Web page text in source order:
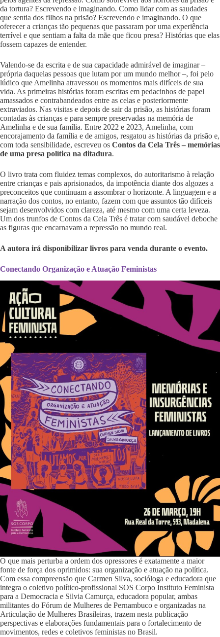
da tortura? Escrevendo e imaginando. Como lidar com as saudades
que sentia dos filhos na prisão? Escrevendo e imaginando. O que
oferecer a crianças tão pequenas que passaram por uma experiência
terrível e que sentiam a falta da mãe que ficou presa? Histórias que elas
fossem capazes de entender.
Valendo-se da escrita e de sua capacidade admirável de imaginar –
própria daquelas pessoas que lutam por um mundo melhor –, foi pelo
lúdico que Amelinha atravessou os momentos mais difíceis de sua
vida. As primeiras histórias foram escritas em pedacinhos de papel
amassados e contrabandeados entre as celas e posteriormente
extraviados. Nas visitas e depois de sair da prisão, as histórias foram
contadas às crianças e para sempre preservadas na memória de
Amelinha e de sua família. Entre 2022 e 2023, Amelinha, com
encorajamento da família e de amigos, resgatou as histórias da prisão e,
com toda sensibilidade, escreveu os Contos da Cela Três – memórias
de uma presa política na ditadura.
O livro trata com fluidez temas complexos, do autoritarismo à relação
entre crianças e pais aprisionados, da impotência diante dos algozes a
preconceitos que continuam a assombrar o horizonte. A linguagem e a
narração dos contos, no entanto, fazem com que assuntos tão difíceis
sejam desenvolvidos com clareza, até mesmo com uma certa leveza.
Um dos trunfos de Contos da Cela Três é tratar com saudável deboche
as figuras que encarnavam a repressão no mundo real.
A autora irá disponibilizar livros para venda durante o evento.
Conectando Organização e Atuação Feministas
O que mais perturba a ordem dos opressores é exatamente a maior
fonte de força dos oprimidos: sua organização e atuação na política.
Com essa compreensão que Carmen Silva, socióloga e educadora que
integra o coletivo político-profissional SOS Corpo Instituto Feminista
para a Democracia e Silvia Camurça, educadora popular, ambas
militantes do Fórum de Mulheres de Pernambuco e organizadas na
Articulação de Mulheres Brasileiras, trazem nesta publicação
perspectivas e elaborações fundamentais para o fortalecimento de
movimentos, redes e coletivos feministas no Brasil.